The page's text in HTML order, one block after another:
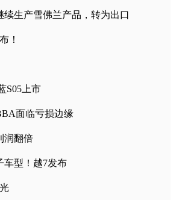
续生产雪佛兰产品，转为出口
！
S05上市
面临亏损边缘
润翻倍
车型！越7发布